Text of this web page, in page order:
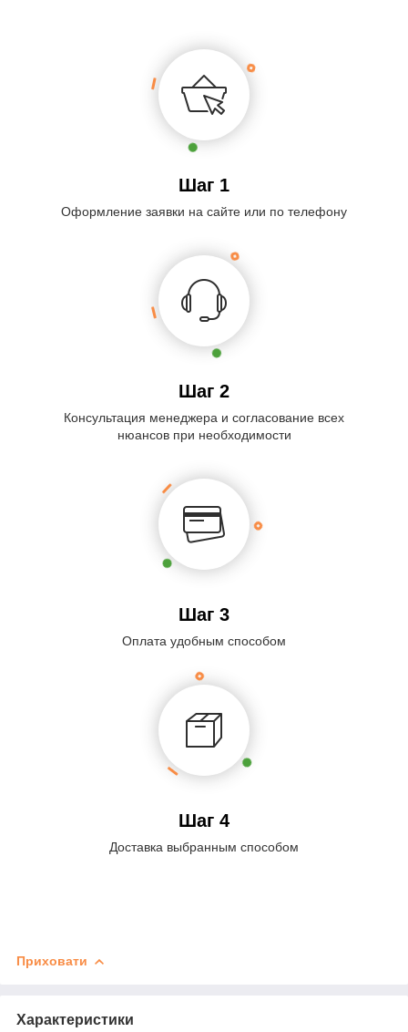
Шаг 1
Оформление заявки на сайте или по телефону
Шаг 2
Консультация менеджера и согласование всех
нюансов при необходимости
Шаг 3
Оплата удобным способом
Шаг 4
Доставка выбранным способом
Приховати
Характеристики